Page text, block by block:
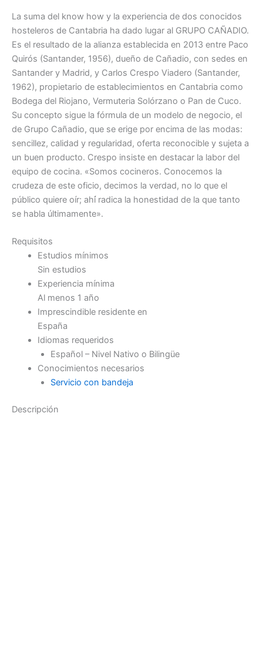
La suma del know how y la experiencia de dos conocidos
hosteleros de Cantabria ha dado lugar al GRUPO CAÑADIO.
Es el resultado de la alianza establecida en 2013 entre Paco
Quirós (Santander, 1956), dueño de Cañadio, con sedes en
Santander y Madrid, y Carlos Crespo Viadero (Santander,
1962), propietario de establecimientos en Cantabria como
Bodega del Riojano, Vermuteria Solórzano o Pan de Cuco.
Su concepto sigue la fórmula de un modelo de negocio, el
de Grupo Cañadio, que se erige por encima de las modas:
sencillez, calidad y regularidad, oferta reconocible y sujeta a
un buen producto. Crespo insiste en destacar la labor del
equipo de cocina. «Somos cocineros. Conocemos la
crudeza de este oficio, decimos la verdad, no lo que el
público quiere oír; ahí́ radica la honestidad de la que tanto
se habla últimamente».
Requisitos
Estudios mínimos
Sin estudios
Experiencia mínima
Al menos 1 año
Imprescindible residente en
España
Idiomas requeridos
Español – Nivel Nativo o Bilingüe
Conocimientos necesarios
Servicio con bandeja
Descripción